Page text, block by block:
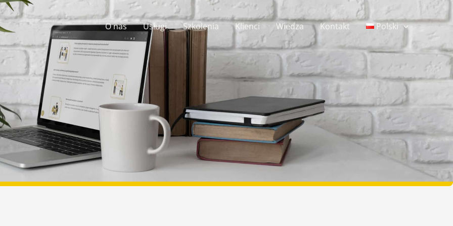
O nas Usługi Szkolenia Klienci Wiedza Kontakt Polski